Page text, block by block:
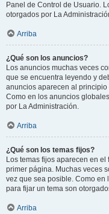
Panel de Control de Usuario.
otorgados por La
Arriba
¿Qué son los anuncios?
Los anuncios muchas veces
que se encuentra leyendo y
anuncios aparecen al
Como en los anuncios
por La Administración.
Arriba
¿Qué son los temas fijos?
Los temas fijos aparecen en
primer página. Muchas veces
vez que sea posible. Como
para fijar un tema son
Arriba